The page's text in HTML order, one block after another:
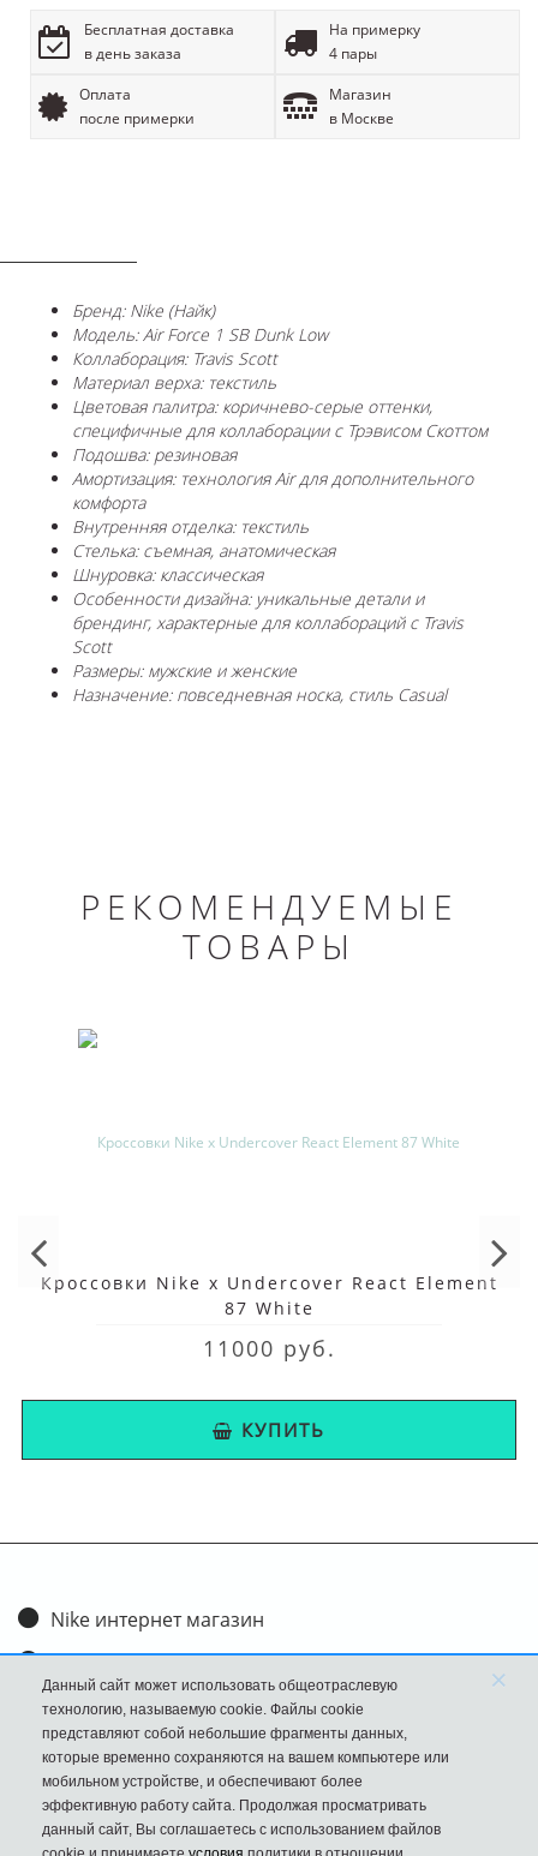
Бесплатная доставка
в день заказа
На примерку
4 пары
Оплата
после примерки
Магазин
в Москве
Бренд: Nike (Найк)
Модель: Air Force 1 SB Dunk Low
Коллаборация: Travis Scott
Материал верха: текстиль
Цветовая палитра: коричнево-серые оттенки,
специфичные для коллаборации с Трэвисом Скоттом
Подошва: резиновая
Амортизация: технология Air для дополнительного
комфорта
Внутренняя отделка: текстиль
Стелька: съемная, анатомическая
Шнуровка: классическая
Особенности дизайна: уникальные детали и
брендинг, характерные для коллабораций с Travis
Scott
Размеры: мужские и женские
Назначение: повседневная носка, стиль Casual
РЕКОМЕНДУЕМЫЕ
ТОВАРЫ
Кроссовки Nike x Undercover React Element
87 White
11000 руб.
КУПИТЬ
Nike интернет магазин
Доставка и оплата
Обмен и возврат
Размеры
FAQ
Новости
Данный сайт может использовать общеотраслевую
технологию, называемую cookie. Файлы cookie
представляют собой небольшие фрагменты данных,
которые временно сохраняются на вашем компьютере или
мобильном устройстве, и обеспечивают более
эффективную работу сайта. Продолжая просматривать
данный сайт, Вы соглашаетесь с использованием файлов
×